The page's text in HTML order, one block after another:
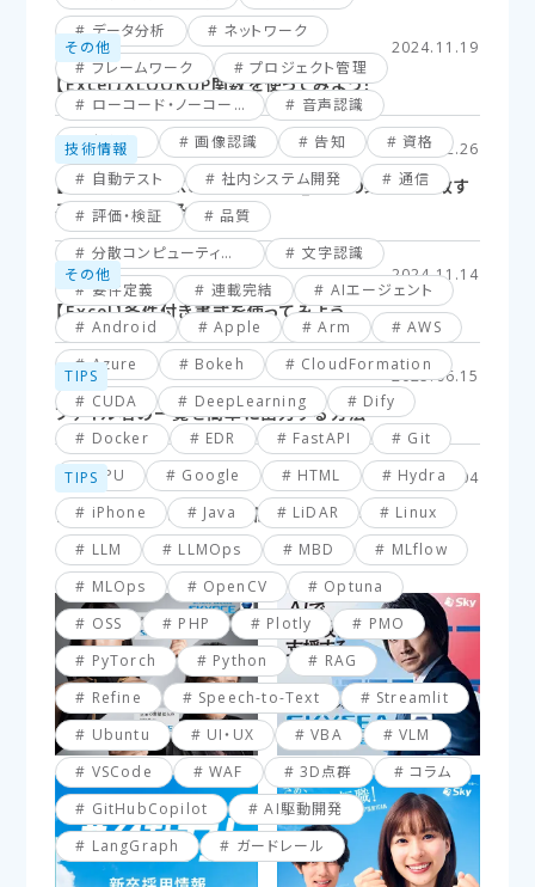
データ分析
ネットワーク
フレームワーク
プロジェクト管理
ローコード・ノーコード
音声認識
仮想化
画像認識 告知
資格
自動テスト
社内システム開発
通信
評価・検証
品質
分散コンピューティング
文字認識
要件定義
連載完結
AIエージェント
Android
Apple Arm
AWS
Azure
Bokeh
CloudFormation
CUDA
DeepLearning
Dify
Docker
EDR FastAPI
Git
GPU
Google HTML
Hydra
iPhone
Java LiDAR
Linux
LLM
LLMOps MBD
MLflow
MLOps
OpenCV
Optuna
OSS
PHP Plotly
PMO
PyTorch
Python
RAG
Refine
Speech-to-Text
Streamlit
Ubuntu
UI・UX VBA
VLM
VSCode
WAF 3D点群
コラム
GitHubCopilot
AI駆動開発
LangGraph
ガードレール
その他 2024.11.19
【Excel】XLOOKUP関数を使ってみよう！
技術情報 2025.02.26
【Excel】XLOOKUP関数応用編_複数の条件に一致す
るセルを探してみよう！
その他 2024.11.14
【Excel】条件付き書式を使ってみよう
TIPS 2025.06.15
ファイル名の一覧を簡単に出力する方法
TIPS 2025.03.04
【VBA】最終行と最終列を簡単に取得する方法